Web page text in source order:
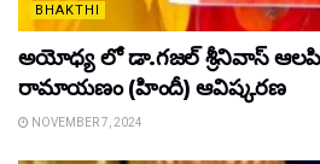
BHAKTHI
అయోధ్య లో డా.గజల్ శ్రీనివాస్
రామాయణం (హిందీ) ఆవిష్కరణ
NOVEMBER 7, 2024